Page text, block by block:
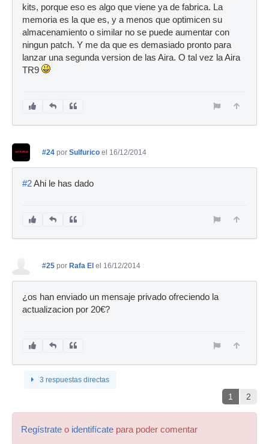
kits, porque eso es algo que viene ya de fabrica. La
memoria es la que es, y a menos que optimicen su
almacenamiento o similar no se puede aumentar con
ningun patch. Y me da que es demasiado pronto para
lanzar una segunda version de las Aira. O tal vez la Aira
TR9
#24 por Sulfurico el 16/12/2014
#2Ahi le has dado
#25 por Rafa El el 16/12/2014
¿os han enviado un mensaje privado ofreciendo la
actualizacion por 20€?
3 respuestas directas
1 2
Regístrate o identifícate para poder comentar